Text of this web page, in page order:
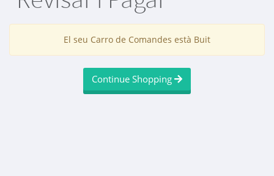
El seu Carro de Comandes està Buit
Continue Shopping